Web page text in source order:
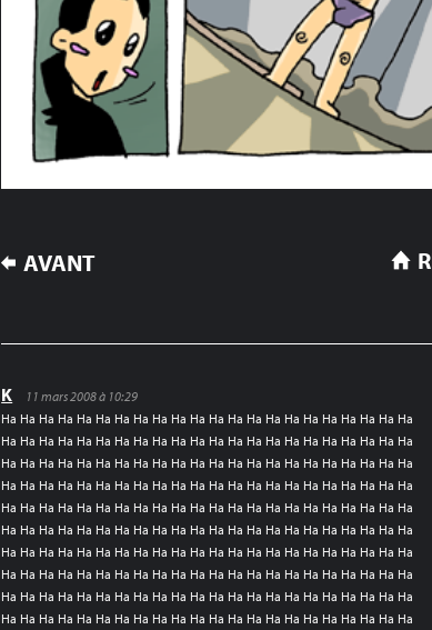
NAVIGATION
AVANT
K
11 mars 2008 à 10:29
Ha Ha Ha Ha Ha Ha Ha Ha Ha Ha Ha Ha Ha Ha Ha Ha Ha Ha Ha Ha Ha Ha
Ha Ha Ha Ha Ha Ha Ha Ha Ha Ha Ha Ha Ha Ha Ha Ha Ha Ha Ha Ha Ha Ha
Ha Ha Ha Ha Ha Ha Ha Ha Ha Ha Ha Ha Ha Ha Ha Ha Ha Ha Ha Ha Ha Ha
Ha Ha Ha Ha Ha Ha Ha Ha Ha Ha Ha Ha Ha Ha Ha Ha Ha Ha Ha Ha Ha Ha
Ha Ha Ha Ha Ha Ha Ha Ha Ha Ha Ha Ha Ha Ha Ha Ha Ha Ha Ha Ha Ha Ha
Ha Ha Ha Ha Ha Ha Ha Ha Ha Ha Ha Ha Ha Ha Ha Ha Ha Ha Ha Ha Ha Ha
Ha Ha Ha Ha Ha Ha Ha Ha Ha Ha Ha Ha Ha Ha Ha Ha Ha Ha Ha Ha Ha Ha
Ha Ha Ha Ha Ha Ha Ha Ha Ha Ha Ha Ha Ha Ha Ha Ha Ha Ha Ha Ha Ha Ha
Ha Ha Ha Ha Ha Ha Ha Ha Ha Ha Ha Ha Ha Ha Ha Ha Ha Ha Ha Ha Ha Ha
Ha Ha Ha Ha Ha Ha Ha Ha Ha Ha Ha Ha Ha Ha Ha Ha Ha Ha Ha Ha Ha Ha